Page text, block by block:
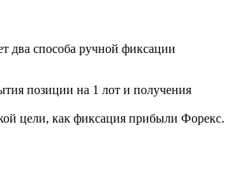
два способа ручной фиксации
позиции на 1 лот и получения
цели, как фиксация прибыли Форекс.